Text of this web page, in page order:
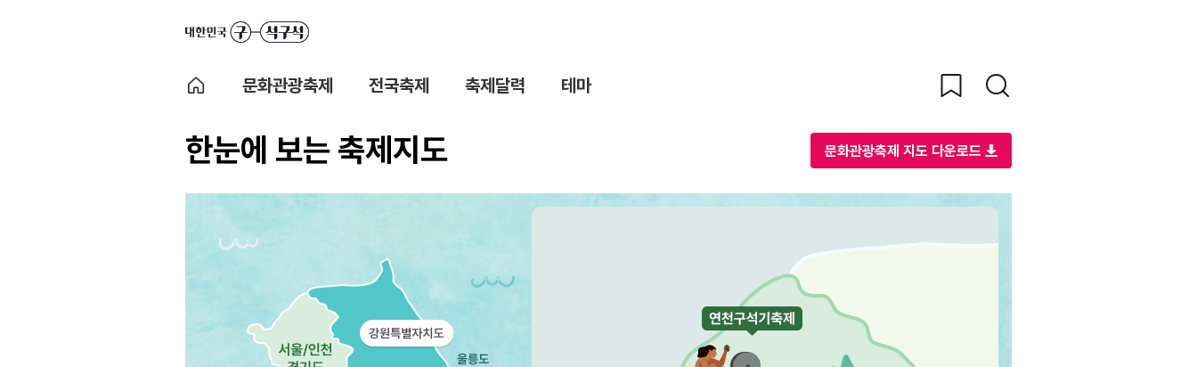
문화관광축제 전국축제 축제달력 테마
한눈에 보는 축제지도 문화관광축제 지도 다운로드